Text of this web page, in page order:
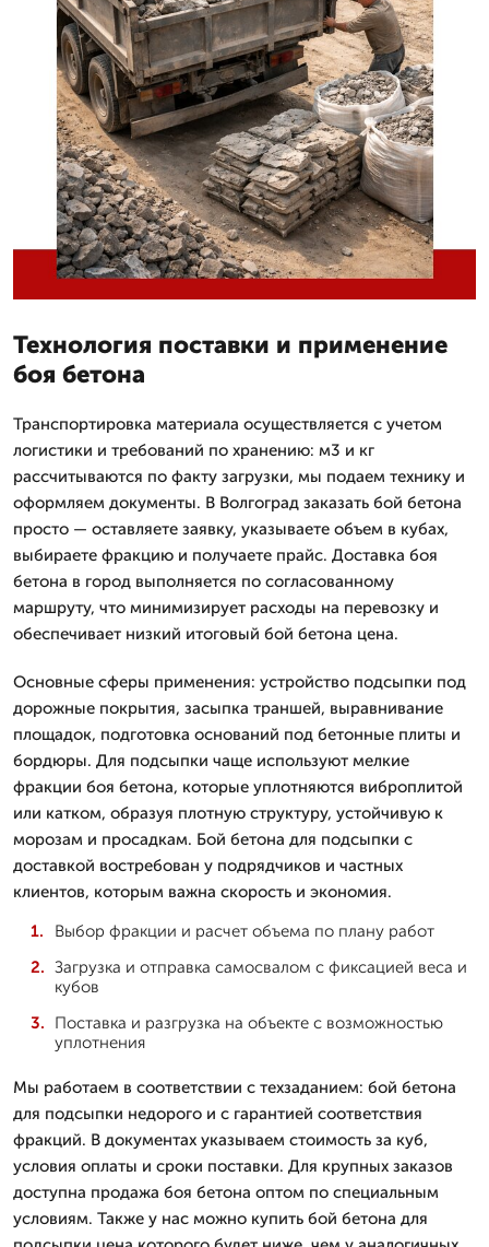
Технология поставки и применение
боя бетона
Транспортировка материала осуществляется с учетом
логистики и требований по хранению: м3 и кг
рассчитываются по факту загрузки, мы подаем технику и
оформляем документы. В Волгоград заказать бой бетона
просто — оставляете заявку, указываете объем в кубах,
выбираете фракцию и получаете прайс. Доставка боя
бетона в город выполняется по согласованному
маршруту, что минимизирует расходы на перевозку и
обеспечивает низкий итоговый бой бетона цена.
Основные сферы применения: устройство подсыпки под
дорожные покрытия, засыпка траншей, выравнивание
площадок, подготовка оснований под бетонные плиты и
бордюры. Для подсыпки чаще используют мелкие
фракции боя бетона, которые уплотняются виброплитой
или катком, образуя плотную структуру, устойчивую к
морозам и просадкам. Бой бетона для подсыпки с
доставкой востребован у подрядчиков и частных
клиентов, которым важна скорость и экономия.
Выбор фракции и расчет объема по плану работ
Загрузка и отправка самосвалом с фиксацией веса и
кубов
Поставка и разгрузка на объекте с возможностью
уплотнения
Мы работаем в соответствии с техзаданием: бой бетона
для подсыпки недорого и с гарантией соответствия
фракций. В документах указываем стоимость за куб,
условия оплаты и сроки поставки. Для крупных заказов
доступна продажа боя бетона оптом по специальным
условиям. Также у нас можно купить бой бетона для